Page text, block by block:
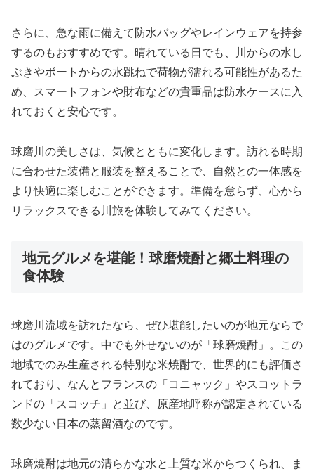
さらに、急な雨に備えて防水バッグやレインウェアを持参
するのもおすすめです。晴れている日でも、川からの水し
ぶきやボートからの水跳ねで荷物が濡れる可能性があるた
め、スマートフォンや財布などの貴重品は防水ケースに入
れておくと安心です。
球磨川の美しさは、気候とともに変化します。訪れる時期
に合わせた装備と服装を整えることで、自然との一体感を
より快適に楽しむことができます。準備を怠らず、心から
リラックスできる川旅を体験してみてください。
地元グルメを堪能！球磨焼酎と郷土料理の
食体験
球磨川流域を訪れたなら、ぜひ堪能したいのが地元ならで
はのグルメです。中でも外せないのが「球磨焼酎」。この
地域でのみ生産される特別な米焼酎で、世界的にも評価さ
れており、なんとフランスの「コニャック」やスコットラ
ンドの「スコッチ」と並び、原産地呼称が認定されている
数少ない日本の蒸留酒なのです。
球磨焼酎は地元の清らかな水と上質な米からつくられ、ま